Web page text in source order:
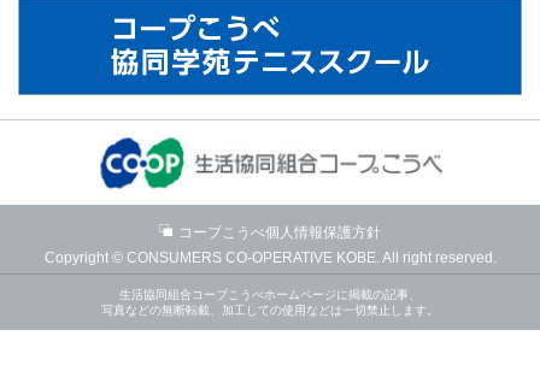
コープこうべ個人情報保護方針
Copyright © CONSUMERS CO-OPERATIVE KOBE. All right reserved.
生活協同組合コープこうべホームページに掲載の記事、
写真などの無断転載、加工しての使用などは一切禁止します。